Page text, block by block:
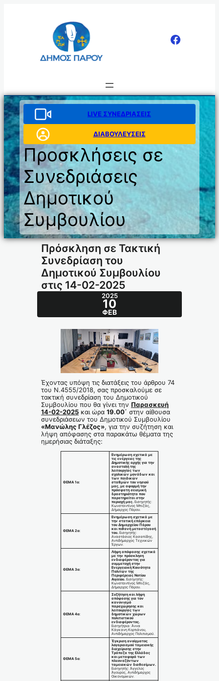
LIVE ΣΥΝΕΔΡΙΑΣΕΙΣ
ΔΙΑΒΟΥΛΕΥΣΕΙΣ
Προσκλήσεις σε
Συνεδριάσεις
Δημοτικού
Συμβουλίου
Πρόσκληση σε Τακτική
Συνεδρίαση του
Δημοτικού Συμβουλίου
στις 14-02-2025
2025
10
ΦΕΒ
Έχοντας υπόψη τις διατάξεις του άρθρου 74
του Ν.4555/2018, σας προσκαλούμε σε
τακτική συνεδρίαση του Δημοτικού
Συμβουλίου που θα γίνει την Παρασκευή
14-02-2025 και ώρα 19.00΄ στην αίθουσα
συνεδριάσεων του Δημοτικού Συμβουλίου
«Μανώλης Γλέζος», για την συζήτηση και
λήψη απόφασης στα παρακάτω θέματα της
ημερήσιας διάταξης:
ΘΕΜΑ 1ο:
Ενημέρωση σχετικά με
τις ενέργειες της
Δημοτικής αρχής για την
αναστολή της
λειτουργίας των
σχολικών μονάδων και
των παιδικών
σταθμών του νησιού
μας, με αφορμή την
πρόσφατη σεισμική
δραστηριότητα που
παρατηρείται στην
περιοχή μας.Εισηγητής:
Κωνσταντίνος Μπιζάς,
Δήμαρχος Πάρου.
ΘΕΜΑ 2ο:
Ενημέρωση σχετικά με
την στατική επάρκεια
του Δημαρχείου Πάρου
και πιθανή μεταστέγασή
του.Εισηγητής:
Αναστάσιος Κασαπίδης,
Αντιδήμαρχος Τεχνικών
Έργων.
ΘΕΜΑ 3ο:
Λήψη απόφασης σχετικά
με την πρόσκληση
ενδιαφέροντος για
συμμετοχή στην
Ενεργειακή Κοινότητα
Πολιτών της
Περιφέρειας Νοτίου
Αιγαίου.Εισηγητής:
Κωνσταντίνος Μπιζάς,
Δήμαρχος Πάρου.
ΘΕΜΑ 4ο:
Συζήτηση και λήψη
απόφασης για τον
κανονισμό
παραχώρησης και
λειτουργίας των
δημοτικών χώρων
πολιτιστικού
ενδιαφέροντος.
Εισηγήτρια: Άννα
Κάγκανη Κορτιάνου,
Αντιδήμαρχος Πολιτισμού.
ΘΕΜΑ 5ο:
Έγκριση ανοίγματος
λογαριασμού ταμειακής
διαχείρισης στην
Τράπεζα της Ελλάδας
και μεταφορά των
πλεοναζόντων
ταμειακών διαθεσίμων.
Εισηγητής: Άγγελος
Άγουρος, Αντιδήμαρχος
Οικονομικών.